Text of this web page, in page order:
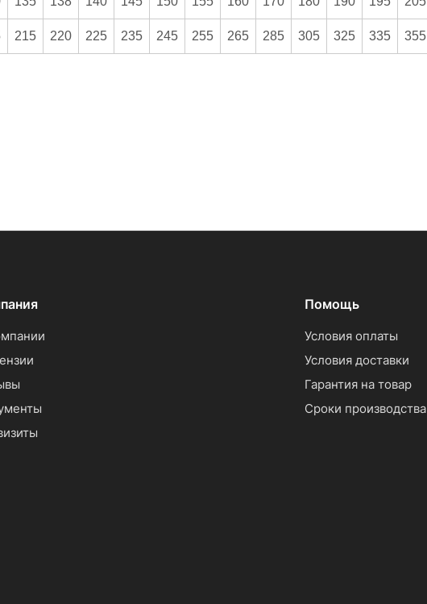
215 220 225 235 245 255 265 285 305 325 335 355
Помощь
Условия оплаты
Условия доставки
Гарантия на товар
Сроки производства